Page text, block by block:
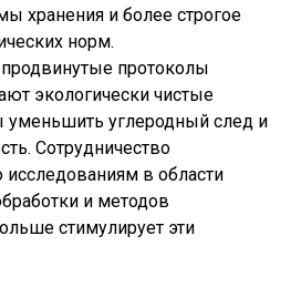
хранения и более строгое
норм.
протоколы
экологически чистые
уменьшить углеродный след и
Сотрудничество
в области
и методов
стимулирует эти